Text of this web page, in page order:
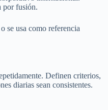
por fusión.
se usa como referencia
Definen criterios,
diarias sean consistentes.